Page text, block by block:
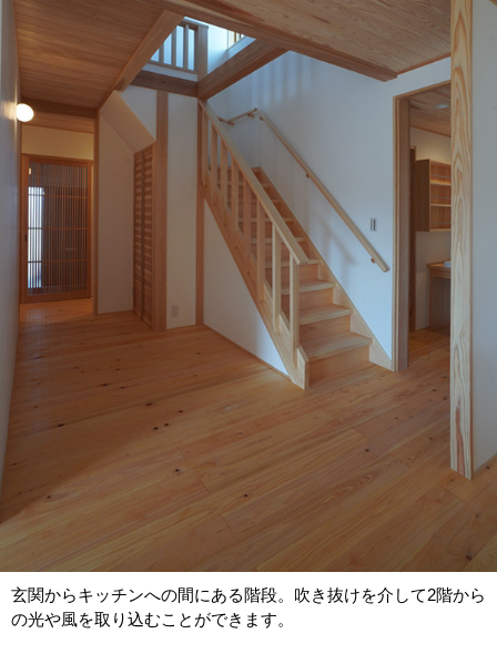
玄関からキッチンへの間にある階段。吹き抜けを介して2階から
の光や風を取り込むことができます。